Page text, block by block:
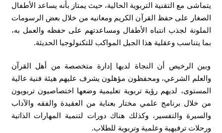
يتماشى مع التقنية التربوية الحالية، حيث يمتاز بأنه يساعد الأطفال
الصغار على حفظ القرآن الكريم ومعانيه من خلال بعض الرسومات
الملونة لجذب انتباه الأطفال ومساعدتهم على حفظه والعمل به،
بما يتناسب وعقلية هذا الجيل المواكب للتكنولوجيا الحديثة.
وبين الرخيص أن النجاة لديها إدارة متخصصة من أهل القرآن
والعلم الشرعي، ومحفظون مؤهلون يشرف عليهم هيئة فنية عالية
المستوى، لديهم رؤية تربوية تعليمية وضعها اختصاصيون تربويون
من خلال برنامج علمي مختار بعناية من العقيدة والفقه والآداب
والسيرة والتفسير، وكذلك هناك دورات لتنمية المهارات الذاتية
ورحلات ترفيهية وعلمية وتربوية للطلاب.